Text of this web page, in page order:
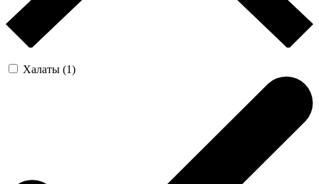
Халаты (1)